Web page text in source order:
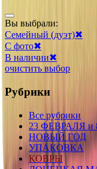
Вы выбрали:
Семейный (дуэт)✖
С фото✖
В наличии✖
очистить выбор
Рубрики
Все рубрики
23 ФЕВРАЛЯ и
НОВЫЙ ГОД
УПАКОВКА
КОВРЫ